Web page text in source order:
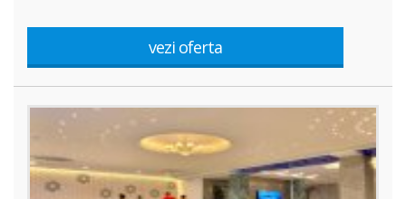
vezi oferta